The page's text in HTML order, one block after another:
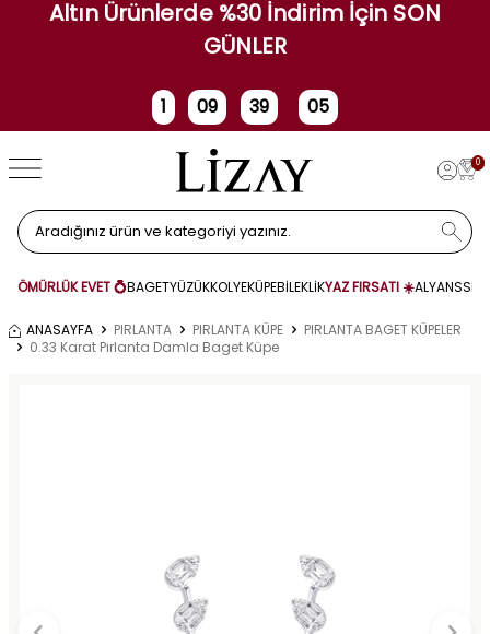
Altın Ürünlerde %30 İndirim İçin SON
GÜNLER
1
Gün
09
Saat
39 04
0
ÖMÜRLÜK EVET 💍BAGETYÜZÜKKOLYEKÜPEBİLEKLİKYAZ FIRSATI ☀️ALYANS
ANASAYFA PIRLANTA PIRLANTA KÜPE
PIRLANTA BAGET KÜPELER
0.33 Karat Pırlanta Damla Baget Küpe